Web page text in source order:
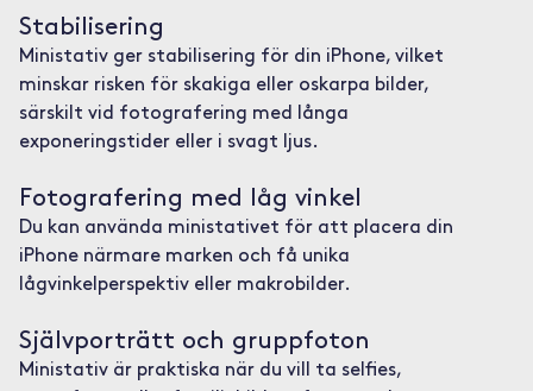
Stabilisering
Ministativ ger stabilisering för din iPhone, vilket
minskar risken för skakiga eller oskarpa bilder,
särskilt vid fotografering med långa
exponeringstider eller i svagt ljus.
Fotografering med låg vinkel
Du kan använda ministativet för att placera din
iPhone närmare marken och få unika
lågvinkelperspektiv eller makrobilder.
Självporträtt och gruppfoton
Ministativ är praktiska när du vill ta selfies,